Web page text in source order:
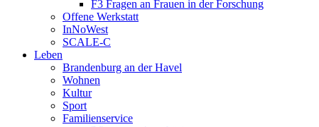
F3 Fragen an Frauen in der Forschung
Offene Werkstatt
InNoWest
SCALE-C
Leben
Brandenburg an der Havel
Wohnen
Kultur
Sport
Familienservice